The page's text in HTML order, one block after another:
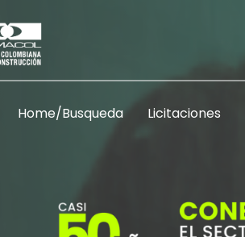
Home/Busqueda Licitaciones